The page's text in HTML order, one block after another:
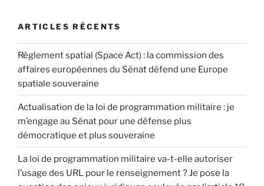
ARTICLES RÉCENTS
Règlement spatial (Space Act) : la commission des
affaires européennes du Sénat défend une Europe
spatiale souveraine
Actualisation de la loi de programmation militaire : je
m’engage au Sénat pour une défense plus
démocratique et plus souveraine
La loi de programmation militaire va-t-elle autoriser
l’usage des URL pour le renseignement ? Je pose la